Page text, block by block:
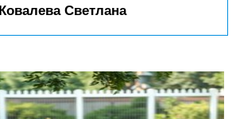
Ковалева Светлана